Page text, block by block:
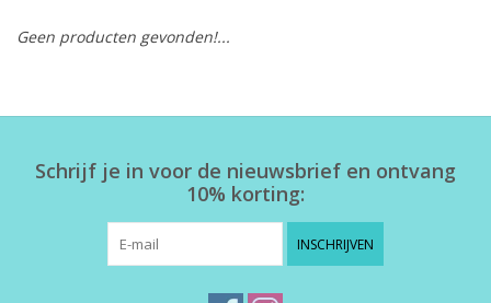
Herensokken
Geen producten gevonden!...
Schrijf je in voor de nieuwsbrief en ontvang
10% korting:
INSCHRIJVEN